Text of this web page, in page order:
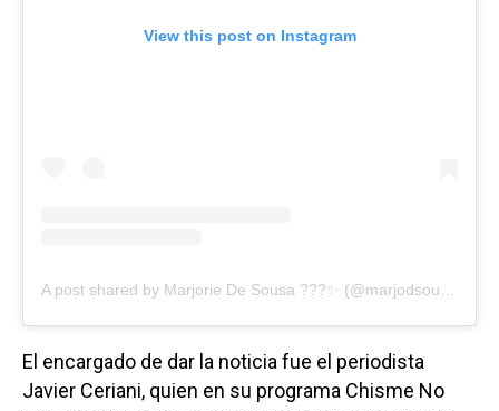
View this post on Instagram
El encargado de dar la noticia fue el periodista
Javier Ceriani, quien en su programa Chisme No